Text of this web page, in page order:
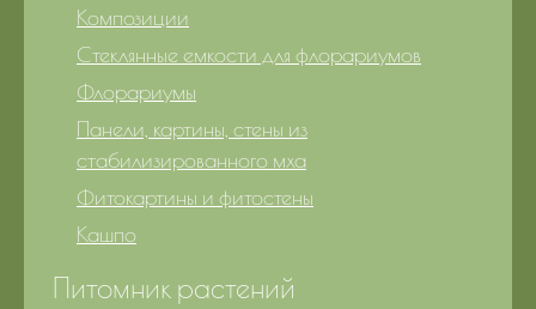
Композиции
Стеклянные емкости для флорариумов
Флорариумы
Панели, картины, стены из
стабилизированного мха
Фитокартины и фитостены
Кашпо
Питомник растений